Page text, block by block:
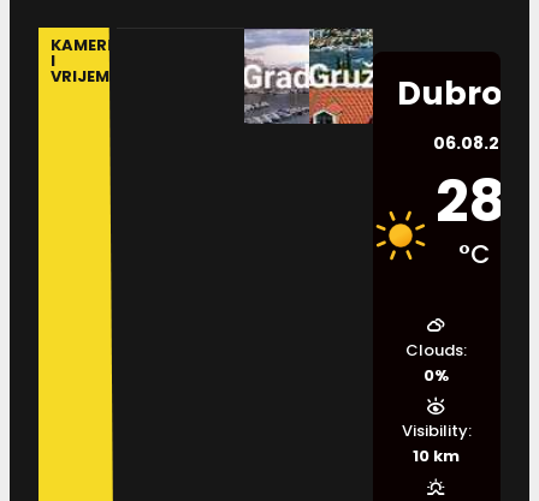
KAMERE
I
VRIJEME
06.08.2026.
28
°C
Clouds:
0%
Visibility:
10 km